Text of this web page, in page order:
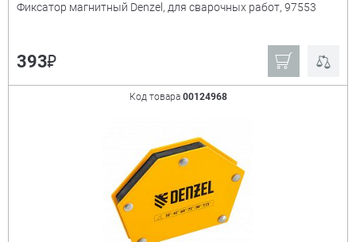
Фиксатор магнитный Denzel, для сварочных работ, 97553
393₽
Код товара 00124968